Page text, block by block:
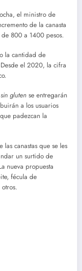
el ministro de
de la canasta
800 a 1400 pesos.
la cantidad de
el 2020, la cifra
gluten se entregarán
a los usuarios
padezcan la
canastas que se les
un surtido de
nueva propuesta
fécula de